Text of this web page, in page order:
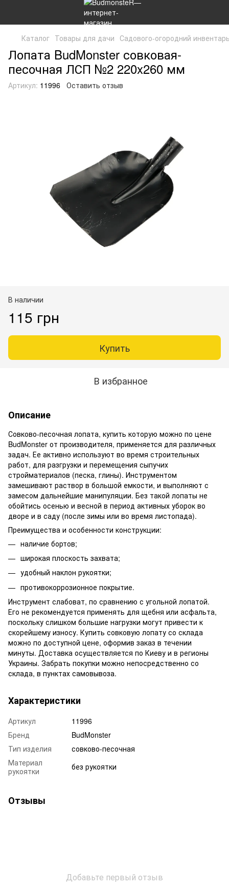
Каталог Товары для дачи Садового-огородний
Лопата BudMonster совковая-
песочная ЛСП №2 220x260 мм
Артикул: 11996 Оставить отзыв
В наличии
115 грн
Купить
В избранное
Описание
Совково-песочная лопата, купить которую можно по цене
BudMonster от производителя, применяется для различных
задач. Ее активно используют во время строительных
работ, для разгрузки и перемещения сыпучих
стройматериалов (песка, глины). Инструментом
замешивают раствор в большой емкости, и выполняют с
замесом дальнейшие манипуляции. Без такой лопаты не
обойтись осенью и весной в период активных уборок во
дворе и в саду (после зимы или во время листопада).
Преимущества и особенности конструкции:
наличие бортов;
широкая плоскость захвата;
удобный наклон рукоятки;
противокоррозионное покрытие.
Инструмент слабоват, по сравнению с угольной лопатой.
Его не рекомендуется применять для щебня или асфальта,
поскольку слишком большие нагрузки могут привести к
скорейшему износу. Купить совковую лопату со склада
можно по доступной цене, оформив заказ в течении
минуты. Доставка осуществляется по Киеву и в регионы
Украины. Забрать покупки можно непосредственно со
склада, в пунктах самовывоза.
Характеристики
Артикул
11996
Бренд
BudMonster
Тип изделия
совково-песочная
Материал
рукоятки
без рукоятки
Отзывы
Добавьте первый отзыв